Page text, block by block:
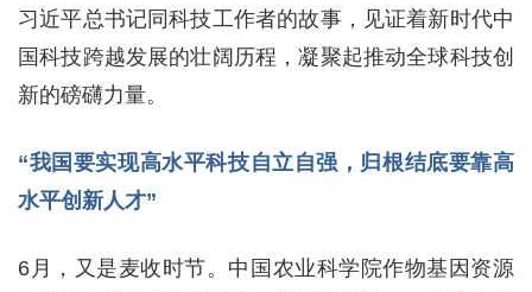
习近平总书记同科技工作者的故事，见证着新时代中
国科技跨越发展的壮阔历程，凝聚起推动全球科技创
新的磅礴力量。
“我国要实现高水平科技自立自强，归根结底要靠高
水平创新人才”
6月，又是麦收时节。中国农业科学院作物基因资源